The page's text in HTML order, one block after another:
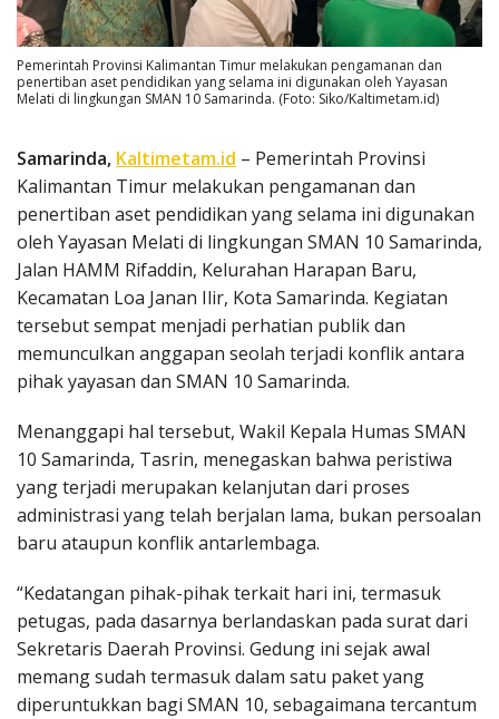
Pemerintah Provinsi Kalimantan Timur melakukan pengamanan dan
penertiban aset pendidikan yang selama ini digunakan oleh Yayasan
Melati di lingkungan SMAN 10 Samarinda. (Foto: Siko/Kaltimetam.id)
Samarinda, Kaltimetam.id – Pemerintah Provinsi
Kalimantan Timur melakukan pengamanan dan
penertiban aset pendidikan yang selama ini digunakan
oleh Yayasan Melati di lingkungan SMAN 10 Samarinda,
Jalan HAMM Rifaddin, Kelurahan Harapan Baru,
Kecamatan Loa Janan Ilir, Kota Samarinda. Kegiatan
tersebut sempat menjadi perhatian publik dan
memunculkan anggapan seolah terjadi konflik antara
pihak yayasan dan SMAN 10 Samarinda.
Menanggapi hal tersebut, Wakil Kepala Humas SMAN
10 Samarinda, Tasrin, menegaskan bahwa peristiwa
yang terjadi merupakan kelanjutan dari proses
administrasi yang telah berjalan lama, bukan persoalan
baru ataupun konflik antarlembaga.
“Kedatangan pihak-pihak terkait hari ini, termasuk
petugas, pada dasarnya berlandaskan pada surat dari
Sekretaris Daerah Provinsi. Gedung ini sejak awal
memang sudah termasuk dalam satu paket yang
diperuntukkan bagi SMAN 10, sebagaimana tercantum